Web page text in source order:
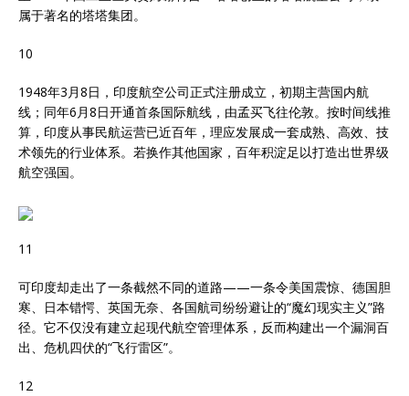
属于著名的塔塔集团。
10
1948年3月8日，印度航空公司正式注册成立，初期主营国内航
线；同年6月8日开通首条国际航线，由孟买飞往伦敦。按时间线推
算，印度从事民航运营已近百年，理应发展成一套成熟、高效、技
术领先的行业体系。若换作其他国家，百年积淀足以打造出世界级
航空强国。
11
可印度却走出了一条截然不同的道路——一条令美国震惊、德国胆
寒、日本错愕、英国无奈、各国航司纷纷避让的“魔幻现实主义”路
径。它不仅没有建立起现代航空管理体系，反而构建出一个漏洞百
出、危机四伏的“飞行雷区”。
12